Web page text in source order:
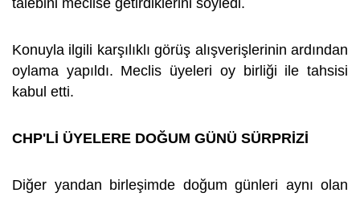
talebini meclise getirdiklerini söyledi.
Konuyla ilgili karşılıklı görüş alışverişlerinin ardından
oylama yapıldı. Meclis üyeleri oy birliği ile tahsisi
kabul etti.
CHP'Lİ ÜYELERE DOĞUM GÜNÜ SÜRPRİZİ
Diğer yandan birleşimde doğum günleri aynı olan